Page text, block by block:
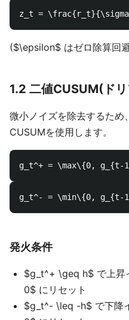
($\epsilon$ はゼロ除算回
1.2 二値CUSUM(ド
微小ノイズを除去するた
CUSUMを使用します。
発火条件
$g_t^+ \geq h$ で上
0$ にリセット
$g_t^- \leq -h$ で下降